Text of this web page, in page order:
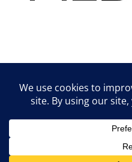
Lifestyle
© 2026 vipcast.hu